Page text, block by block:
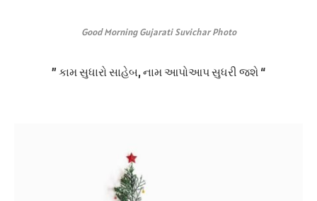
Good Morning Gujarati Suvichar Photo
” કામ સુધારો સાહેબ, નામ આપોઆપ સુધરી જશે “